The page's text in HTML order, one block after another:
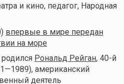
и кино, педагог, Народная
впервые в мире передан
на море
Рональд Рейган, 40-й
американский
деятель